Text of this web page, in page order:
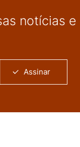
notícias e
Assinar